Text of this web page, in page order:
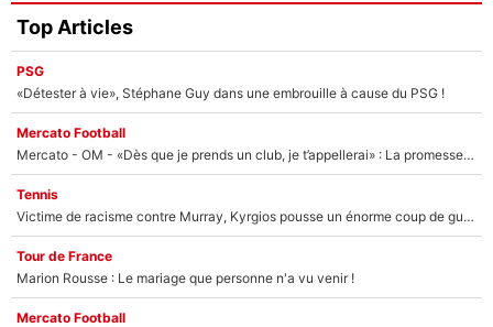
Top Articles
PSG
«Détester à vie», Stéphane Guy dans une embrouille à cause du PSG !
Mercato Football
Mercato - OM - «Dès que je prends un club, je t’appellerai» : La promesse de Marcelino au moment de claquer la porte
Tennis
Victime de racisme contre Murray, Kyrgios pousse un énorme coup de gueule !
Tour de France
Marion Rousse : Le mariage que personne n'a vu venir !
Mercato Football